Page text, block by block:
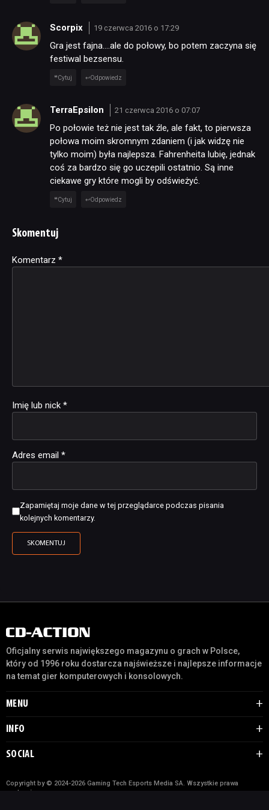
Scorpix 19 czerwca 2016 o 17:29
Gra jest fajna….ale do połowy, bo potem zaczyna się
festiwal bezsensu.
Cytuj Odpowiedz
TerraEpsilon 21 czerwca 2016 o 07:07
Po połowie też nie jest tak źle, ale fakt, to pierwsza
połowa moim skromnym zdaniem (i jak widzę nie
tylko moim) była najlepsza. Fahrenheita lubię, jednak
coś za bardzo się go uczepili ostatnio. Są inne
ciekawe gry które mogli by odświeżyć.
Cytuj Odpowiedz
Skomentuj
Komentarz *
Imię lub nick *
Adres email *
Zapamiętaj moje dane w tej przeglądarce podczas pisania
kolejnych komentarzy.
Alternative:
Oficjalny serwis największego magazynu o grach w Polsce,
który od 1996 roku dostarcza najświeższe i najlepsze informacje
na temat gier komputerowych i konsolowych.
MENU
INFO
SOCIAL
Copyright by © 2024-2026 Gaming Tech Esports Media SA. Wszystkie prawa
zastrzeżone.